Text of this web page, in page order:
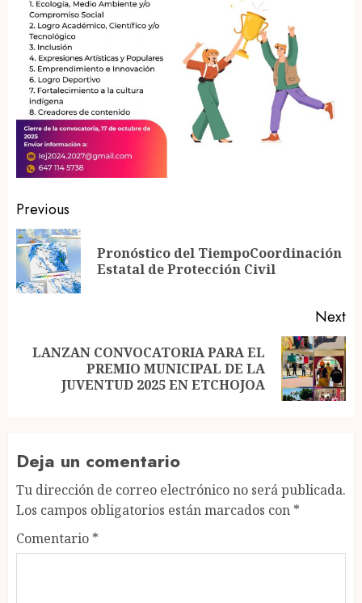
Post
navigation
Previous
Pronóstico del TiempoCoordinación
Estatal de Protección Civil
Next
Next
LANZAN CONVOCATORIA PARA EL
PREMIO MUNICIPAL DE LA
JUVENTUD 2025 EN ETCHOJOA
Deja un comentario
Tu dirección de correo electrónico no será publicada.
Los campos obligatorios están marcados con *
Comentario *